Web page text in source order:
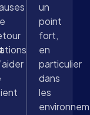
un
point
fort,
en
particulier
dans
les